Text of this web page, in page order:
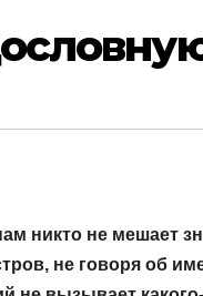
никто не мешает
не говоря об